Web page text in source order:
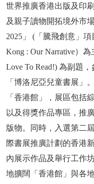
世界推廣香港出版及印
及親子讀物開拓境外市
2025」 (「騰飛創意」
Kong : Our Narrative）
Love To Read!) 為副題
「博洛尼亞兒童書展」
「香港館」，展區包括
以及得獎作品專區，推
版物。同時，入選第二
際書展推廣計劃的香港
內展示作品及舉行工作
地擴闊「香港館」與各